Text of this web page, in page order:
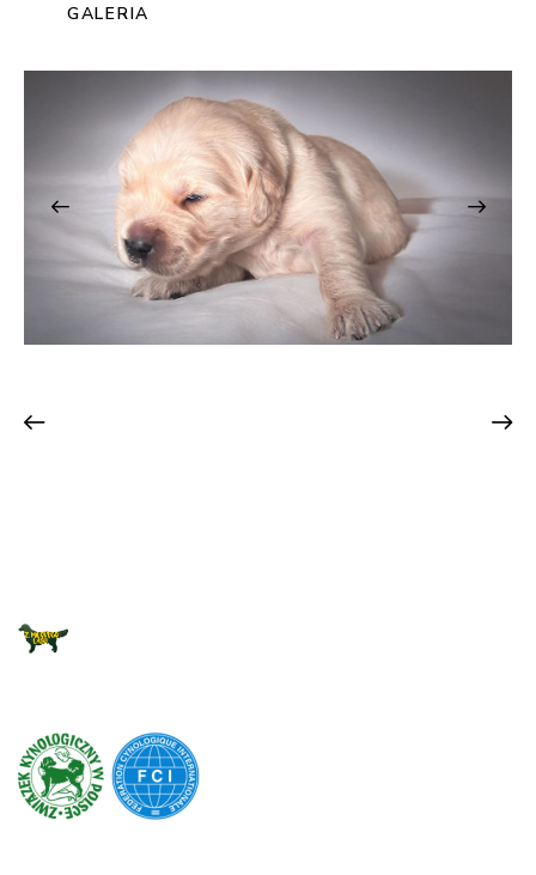
GALERIA